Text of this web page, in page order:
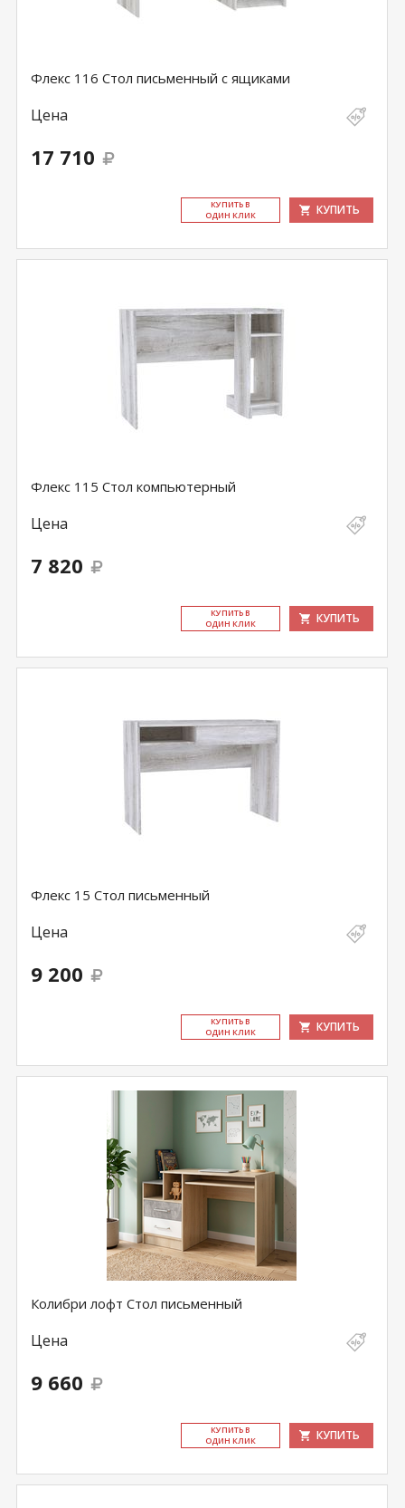
Флекс 116 Стол письменный с ящиками
Цена
17 710
КУ­ПИТЬ В
ОДИН КЛИК
КУПИТЬ
Флекс 115 Стол компьютерный
Цена
7 820
КУ­ПИТЬ В
ОДИН КЛИК
КУПИТЬ
Флекс 15 Стол письменный
Цена
9 200
КУ­ПИТЬ В
ОДИН КЛИК
КУПИТЬ
Колибри лофт Стол письменный
Цена
9 660
КУ­ПИТЬ В
ОДИН КЛИК
КУПИТЬ